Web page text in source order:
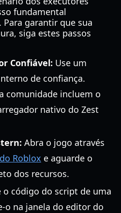
fundamental
garantir que sua
siga estes passos
Confiável: Use um
de confiança.
comunidade incluem o
nativo do Zest
Abra o jogo através
Roblox e aguarde o
dos recursos.
o código do script de uma
o na janela do editor do